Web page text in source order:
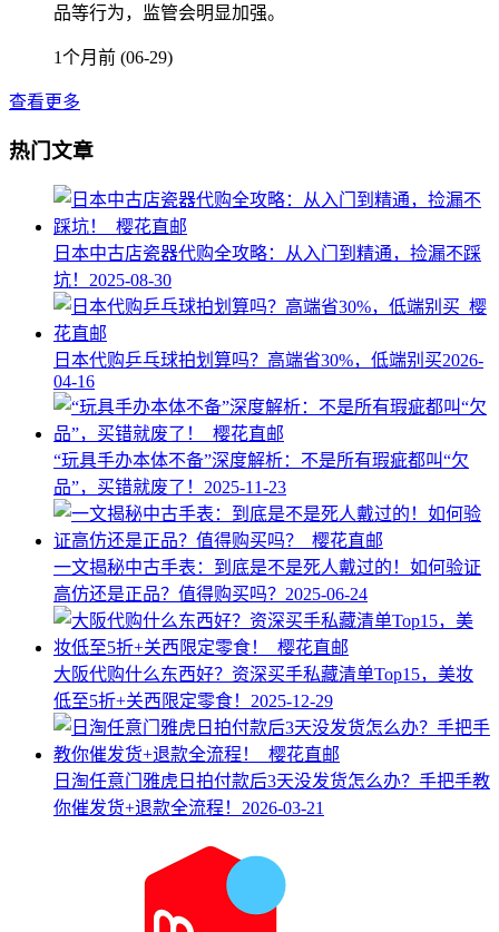
品等行为，监管会明显加强。
1个月前 (06-29)
查看更多
热门文章
日本中古店瓷器代购全攻略：从入门到精通，捡漏不踩
坑！ 2025-08-30
日本代购乒乓球拍划算吗？高端省30%，低端别买2026-
04-16
“玩具手办本体不备”深度解析：不是所有瑕疵都叫“欠
品”，买错就废了！ 2025-11-23
一文揭秘中古手表：到底是不是死人戴过的！如何验证
高仿还是正品？值得购买吗？ 2025-06-24
大阪代购什么东西好？资深买手私藏清单Top15，美妆
低至5折+关西限定零食！ 2025-12-29
日淘任意门雅虎日拍付款后3天没发货怎么办？手把手教
你催发货+退款全流程！ 2026-03-21